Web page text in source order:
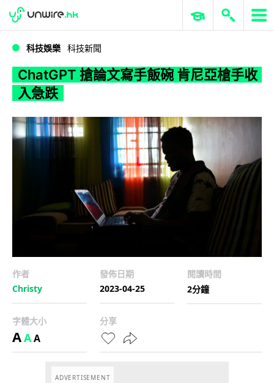
WWDC 2026 ERP 與商業 AI
科技娛樂 科技新聞
ChatGPT 搶論文寫手飯碗 肯尼亞槍手收
入急跌
作者
Christy
發佈日期
2023-04-25
閱讀時間
2分鐘
字體大小
AAA
分享
ADVERTISEMENT